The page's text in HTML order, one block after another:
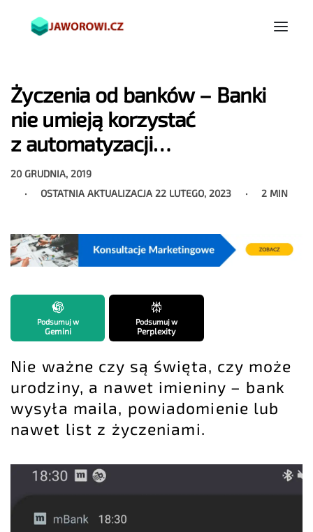
Życzenia od banków – Banki
nie umieją korzystać
z automatyzacji…
20 GRUDNIA, 2019
OSTATNIA AKTUALIZACJA 22 LUTEGO, 2023 2 MIN
Podsumuj w
Gemini
Podsumuj w
Perplexity
Nie ważne czy są święta, czy może
urodziny, a nawet imieniny – bank
wysyła maila, powiadomienie lub
nawet list z życzeniami.